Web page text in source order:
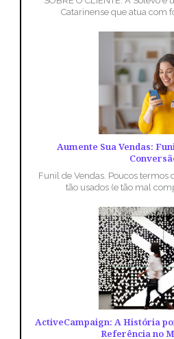
Catarinense que atua com
Aumente Sua Vendas:
Funil de Vendas. Poucos
tão usados (e tão mal
ActiveCampaign: A História
Referência no